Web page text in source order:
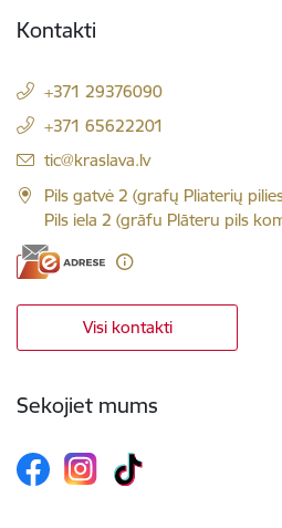
Kontakti
+371 29376090
+371 65622201
El. paštas:
tic@kraslava.lv
Pils gatvė 2 (grafų Pliaterių
Pils iela 2 (grāfu Plāteru pils
Visi kontakti
Sekojiet mums